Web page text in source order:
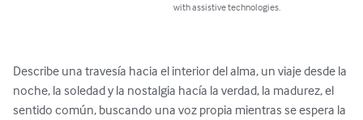
with assistive technologies.
Describe una travesía hacia el interior del alma, un viaje desde la
noche, la soledad y la nostalgia hacía la verdad, la madurez, el
sentido común, buscando una voz propia mientras se espera la